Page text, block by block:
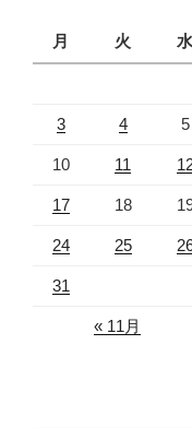
月
火 水
3 4 5
10 11
17 18
24 25
31
« 11月